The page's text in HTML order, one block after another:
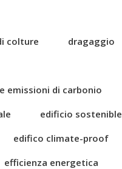
colture
dragaggio
emissioni di carbonio
edificio sostenible
edifico climate-proof
efficienza energetica